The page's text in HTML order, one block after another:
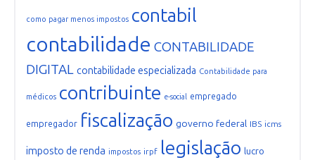
como pagar menos impostos contabil
contabilidade CONTABILIDADE
DIGITAL contabilidade especializada Contabilidade para
médicos contribuinte e-social empregado
empregador fiscalização governo federal IBS icms
imposto de renda impostos irpf legislação lucro